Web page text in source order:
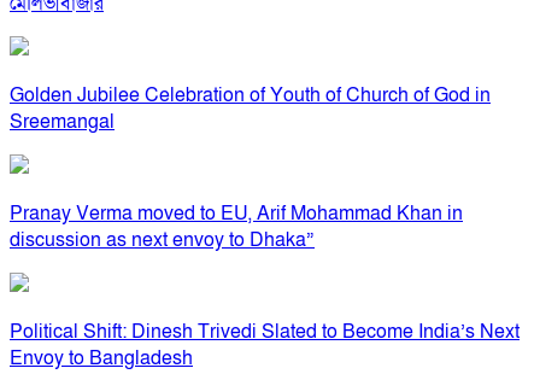
Golden Jubilee Celebration of Youth of Church of God in
Sreemangal
Pranay Verma moved to EU, Arif Mohammad Khan in
discussion as next envoy to Dhaka”
Political Shift: Dinesh Trivedi Slated to Become India’s Next
Envoy to Bangladesh